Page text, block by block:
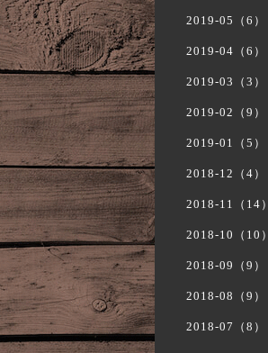
2019-05（6）
2019-04（6）
2019-03（3）
2019-02（9）
2019-01（5）
2018-12（4）
2018-11（14）
2018-10（10）
2018-09（9）
2018-08（9）
2018-07（8）